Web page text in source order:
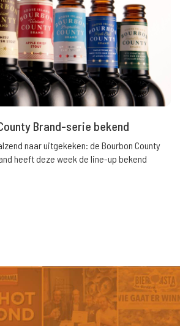
Brand-serie bekend
naar uitgekeken: de Bourbon County
heeft deze week de line-up bekend